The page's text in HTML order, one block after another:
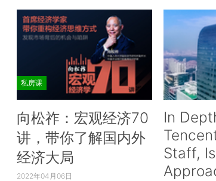
私房课
向松祚：宏观经济70
讲，带你了解国内外
经济大局
2022年04月06日
In
Staff,